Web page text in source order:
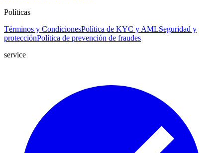
Políticas
Términos y CondicionesPolítica de KYC y AMLSeguridad y
protecciónPolítica de prevención de fraudes
service